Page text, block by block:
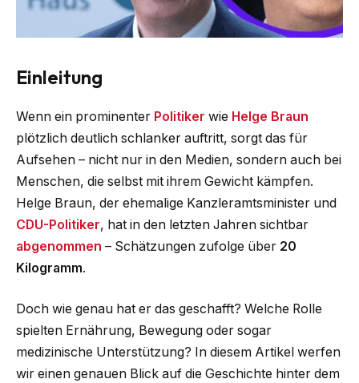
Einleitung
Wenn ein prominenter Politiker wie Helge Braun
plötzlich deutlich schlanker auftritt, sorgt das für
Aufsehen – nicht nur in den Medien, sondern auch bei
Menschen, die selbst mit ihrem Gewicht kämpfen.
Helge Braun, der ehemalige Kanzleramtsminister und
CDU-Politiker, hat in den letzten Jahren sichtbar
abgenommen – Schätzungen zufolge über 20
Kilogramm.
Doch wie genau hat er das geschafft? Welche Rolle
spielten Ernährung, Bewegung oder sogar
medizinische Unterstützung? In diesem Artikel werfen
wir einen genauen Blick auf die Geschichte hinter dem